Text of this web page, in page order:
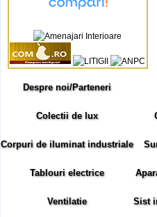
Despre noi/Parteneri
Colectii de lux
Corpuri de iluminat industriale
Tablouri electrice
Ventilatie Sist